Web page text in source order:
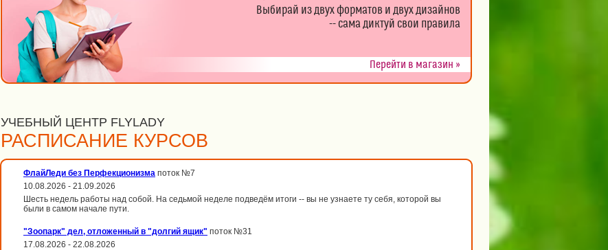
Выбирай из двух форматов и двух дизайнов
-- сама диктуй свои правила
Перейти в магазин »
УЧЕБНЫЙ ЦЕНТР FLYLADY
РАСПИСАНИЕ КУРСОВ
ФлайЛеди без Перфекционизма поток №7
10.08.2026 - 21.09.2026
Шесть недель работы над собой. На седьмой неделе подведём итоги -- вы не узнаете ту себя, которой вы
были в самом начале пути.
"Зоопарк" дел, отложенный в "долгий ящик" поток №31
17.08.2026 - 22.08.2026